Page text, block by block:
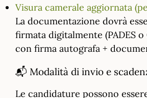
Visura camerale aggiornata
La documentazione dovrà
firmata digitalmente (PADES o
con firma autografa +
📬 Modalità di invio e
Le candidature possono